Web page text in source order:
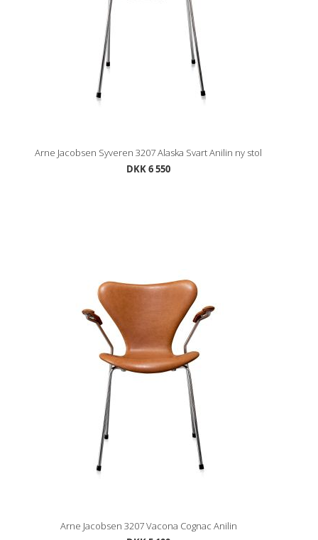
Arne Jacobsen Syveren 3207 Alaska Svart Anilin ny stol
DKK 6 550
Arne Jacobsen 3207 Vacona Cognac Anilin